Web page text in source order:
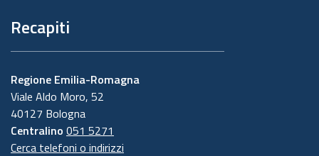
Recapiti
Regione Emilia-Romagna
Viale Aldo Moro, 52
40127 Bologna
Centralino 051 5271
Cerca telefoni o indirizzi